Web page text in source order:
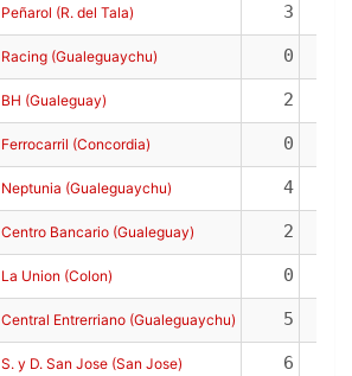
Peñarol (R. del Tala) 3
Racing (Gualeguaychu) 0
BH (Gualeguay) 2
Ferrocarril (Concordia) 0
Neptunia (Gualeguaychu) 4
Centro Bancario (Gualeguay) 2
La Union (Colon) 0
Central Entrerriano (Gualeguaychu) 5
S. y D. San Jose (San Jose) 6